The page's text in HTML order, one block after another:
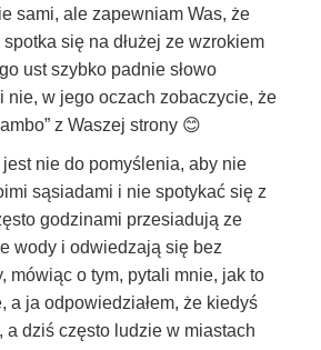
sami, ale zapewniam Was, że
się na dłużej ze wzrokiem
ust szybko padnie słowo
nie, w jego oczach zobaczycie, że
z Waszej strony 😊
nie do pomyślenia, aby nie
sąsiadami i nie spotykać się z
godzinami przesiadują ze
wody i odwiedzają się bez
mówiąc o tym, pytali mnie, jak to
a ja odpowiedziałem, że kiedyś
a dziś często ludzie w miastach